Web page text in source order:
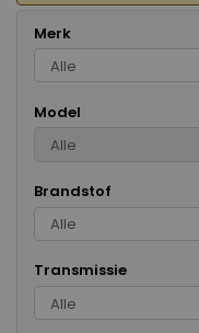
Merk
Model
Brandstof
Transmissie